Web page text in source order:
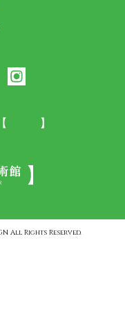
All Rights Reserved.